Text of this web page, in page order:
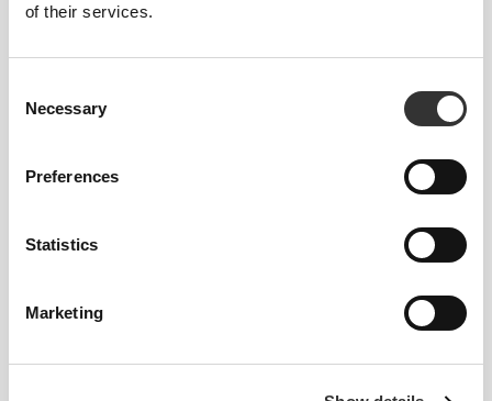
of their services.
Selection
Necessary
Preferences
Statistics
Marketing
dziewiarska opracowana przez Prozis, która
dopasowujące się do ciała niczym druga skóra,
zapewniając większą elastyczność, wsparcie i
działa lepiej, zapewnia większy komfort i